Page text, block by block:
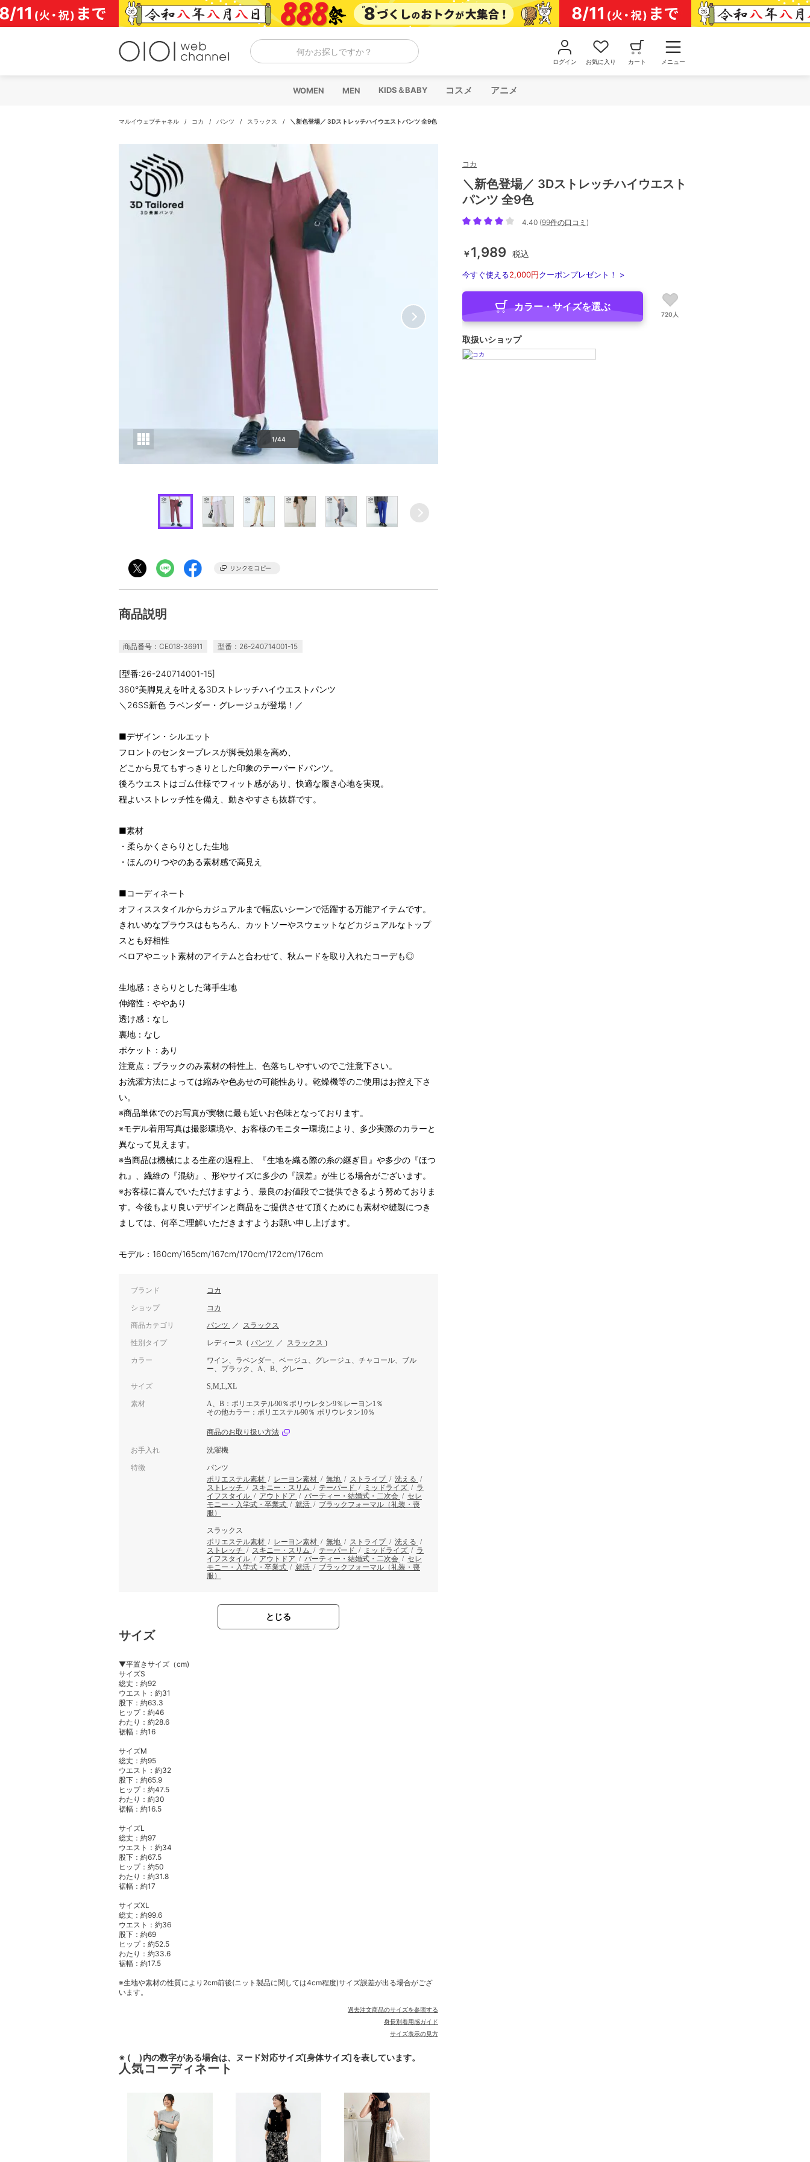
コ
ン
テ
何かお探しですか？
ログイン お気に入り カート メニュー
WOMEN MEN KIDS＆BABY コスメ アニメ
マルイウェブチャネル / コカ / パンツ / スラックス / ＼新色登場／ 3Dストレッチハイウエストパンツ 全9色
1/44
商品説明
商品番号：CE018-36911 型番：26-240714001-15
[型番:26-240714001-15]
360°美脚見えを叶える3Dストレッチハイウエストパンツ
＼26SS新色 ラベンダー・グレージュが登場！／
■デザイン・シルエット
フロントのセンタープレスが脚長効果を高め、
どこから見てもすっきりとした印象のテーパードパンツ。
後ろウエストはゴム仕様でフィット感があり、快適な履き心地を実現。
程よいストレッチ性を備え、動きやすさも抜群です。
■素材
・柔らかくさらりとした生地
・ほんのりつやのある素材感で高見え
■コーディネート
オフィススタイルからカジュアルまで幅広いシーンで活躍する万能アイテムです。
きれいめなブラウスはもちろん、カットソーやスウェットなどカジュアルなトップ
スとも好相性
ベロアやニット素材のアイテムと合わせて、秋ムードを取り入れたコーデも◎
生地感：さらりとした薄手生地
伸縮性：ややあり
透け感：なし
裏地：なし
ポケット：あり
注意点：ブラックのみ素材の特性上、色落ちしやすいのでご注意下さい。
お洗濯方法によっては縮みや色あせの可能性あり。乾燥機等のご使用はお控え下さ
い。
※商品単体でのお写真が実物に最も近いお色味となっております。
※モデル着用写真は撮影環境や、お客様のモニター環境により、多少実際のカラーと
異なって見えます。
※当商品は機械による生産の過程上、『生地を織る際の糸の継ぎ目』や多少の『ほつ
れ』、繊維の『混紡』、形やサイズに多少の『誤差』が生じる場合がございます。
※お客様に喜んでいただけますよう、最良のお値段でご提供できるよう努めておりま
す。今後もより良いデザインと商品をご提供させて頂くためにも素材や縫製につき
ましては、何卒ご理解いただきますようお願い申し上げます。
モデル：160cm/165cm/167cm/170cm/172cm/176cm
ブランド コカ
ショップ コカ
商品カテゴリ パンツ ／ スラックス
性別タイプ レディース ( パンツ ／ スラックス )
カラー
ワイン、ラベンダー、ベージュ、グレージュ、チャコール、ブル
ー、ブラック、A、B、グレー
サイズ S,M,L,XL
素材
A、B：ポリエステル90％ポリウレタン9％レーヨン1％
その他カラー：ポリエステル90％ ポリウレタン10％
商品のお取り扱い方法
お手入れ 洗濯機
特徴
パンツ
ポリエステル素材 / レーヨン素材 / 無地 / ストライプ / 洗える /
ストレッチ / スキニー・スリム / テーパード / ミッドライズ / ラ
イフスタイル / アウトドア / パーティー・結婚式・二次会 / セレ
モニー・入学式・卒業式 / 就活 / ブラックフォーマル（礼装・喪
服）
スラックス
ポリエステル素材 / レーヨン素材 / 無地 / ストライプ / 洗える /
ストレッチ / スキニー・スリム / テーパード / ミッドライズ / ラ
イフスタイル / アウトドア / パーティー・結婚式・二次会 / セレ
モニー・入学式・卒業式 / 就活 / ブラックフォーマル（礼装・喪
服）
とじる
サイズ
▼平置きサイズ（cm)
サイズS
総丈：約92
ウエスト：約31
股下：約63.3
ヒップ：約46
わたり：約28.6
裾幅：約16
サイズM
総丈：約95
ウエスト：約32
股下：約65.9
ヒップ：約47.5
わたり：約30
裾幅：約16.5
サイズL
総丈：約97
ウエスト：約34
股下：約67.5
ヒップ：約50
わたり：約31.8
裾幅：約17
サイズXL
総丈：約99.6
ウエスト：約36
股下：約69
ヒップ：約52.5
わたり：約33.6
裾幅：約17.5
※生地や素材の性質により2cm前後(ニット製品に関しては4cm程度)サイズ誤差が出る場合がござ
います。
過去注文商品のサイズを参照する
身長別着用感ガイド
サイズ表示の見方
※ ( )内の数字がある場合は、ヌード対応サイズ[身体サイズ]を表しています。
人気コーディネート
コカ
＼新色登場／ 3Dストレッチハイウエスト
パンツ 全9色
4.40 (99件の口コミ )
￥1,989 税込
今すぐ使える2,000円クーポンプレゼント！ >
カラー・サイズを選ぶ
720人
取扱いショップ